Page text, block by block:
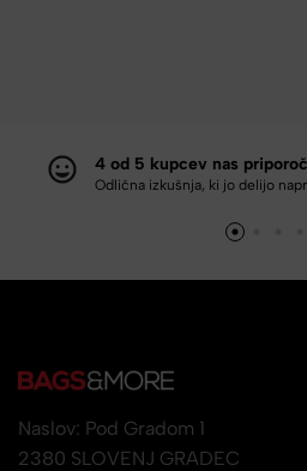
4 od 5 kupcev nas
Odlična izkušnja, ki jo delijo
Naslov: Pod Gradom 1
2380 SLOVENJ GRADEC